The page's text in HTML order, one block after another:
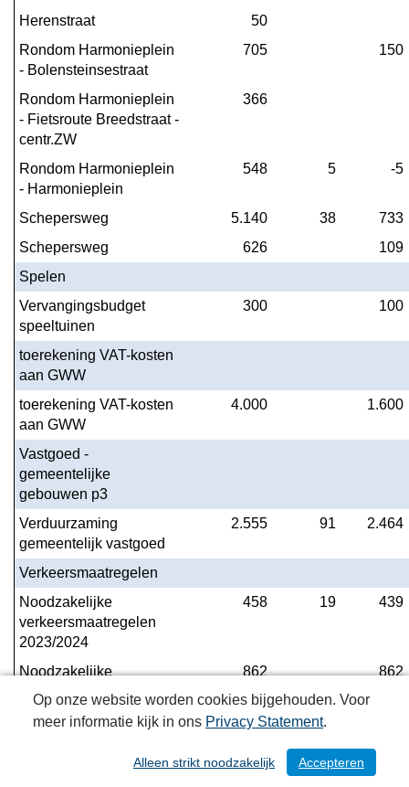
Herenstraat
50
Rondom Harmonieplein
- Bolensteinsestraat
705 150
Rondom Harmonieplein
- Fietsroute Breedstraat -
centr.ZW
366
Rondom Harmonieplein
- Harmonieplein
548 5 -5
Schepersweg 5.140 38
733
Schepersweg
626
109
Spelen
Vervangingsbudget
speeltuinen
300 100
toerekening VAT-kosten
aan GWW
toerekening VAT-kosten
aan GWW
4.000 1.600
Vastgoed -
gemeentelijke
gebouwen p3
Verduurzaming
gemeentelijk vastgoed
2.555 91 2.464
Verkeersmaatregelen
Noodzakelijke
verkeersmaatregelen
2023/2024
458 19 439
Noodzakelijke
verkeersmaatregelen
2024/2028
862 862
verkeersmaatregelen
/ 115
Op onze website worden cookies bijgehouden. Voor
meer informatie kijk in ons Privacy Statement.
Accepteren
Alleen strikt noodzakelijk